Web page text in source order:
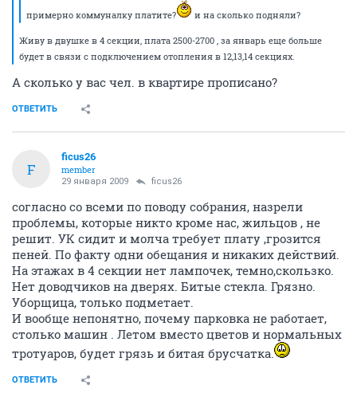
примерно коммуналку платите?
и на сколько подняли?
Живу в двушке в 4 секции, плата 2500-2700 , за январь еще больше
будет в связи с подключением отопления в 12,13,14 секциях.
А сколько у вас чел. в квартире прописано?
ОТВЕТИТЬ
F
ficus26
member
29 января 2009 ficus26
согласно со всеми по поводу собрания, назрели
проблемы, которые никто кроме нас, жильцов , не
решит. УК сидит и молча требует плату ,грозится
пеней. По факту одни обещания и никаких действий.
На этажах в 4 секции нет лампочек, темно,скользко.
Нет доводчиков на дверях. Битые стекла. Грязно.
Уборщица, только подметает.
И вообще непонятно, почему парковка не работает,
столько машин . Летом вместо цветов и нормальных
тротуаров, будет грязь и битая брусчатка.
ОТВЕТИТЬ